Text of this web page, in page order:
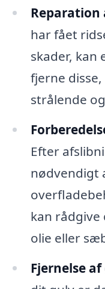
Reparation
har fået
skader, kan
fjerne
strålende
Efter
nødvendigt
kan rådgive
olie eller
Fjernelse